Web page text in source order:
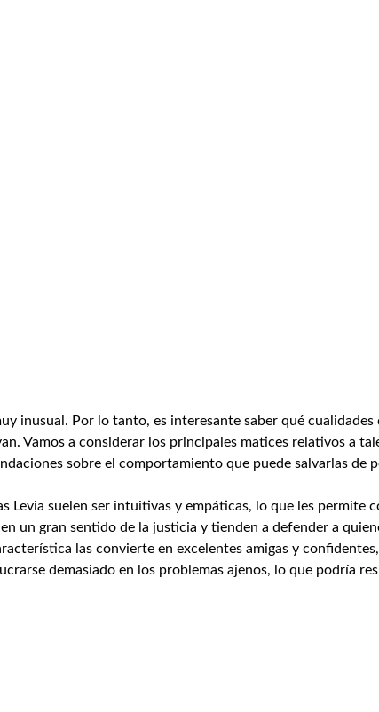
inusual. Por lo tanto, es interesante saber qué cualidades
Vamos a considerar los principales matices relativos a
sobre el comportamiento que puede salvarlas de
Levia suelen ser intuitivas y empáticas, lo que les permite
un gran sentido de la justicia y tienden a defender a
las convierte en excelentes amigas y
demasiado en los problemas ajenos, lo que podría